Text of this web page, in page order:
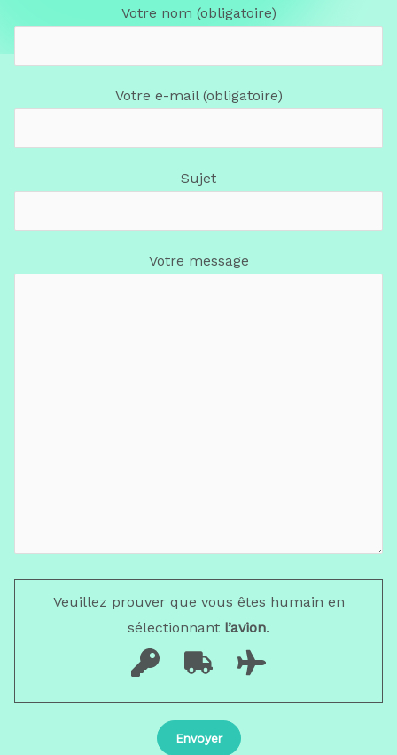
Votre nom (obligatoire)
Votre e-mail (obligatoire)
Sujet
Votre message
Veuillez prouver que vous êtes humain en
sélectionnant l’avion.